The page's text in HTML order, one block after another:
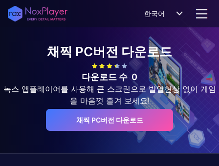
한국어
채찍 PC버전 다운로드
다운로드 수 0
녹스 앱플레이어를 사용해 큰 스크린으로 발열현상 없이 게임
을 마음껏 즐겨 보세요!
채찍 PC버전 다운로드